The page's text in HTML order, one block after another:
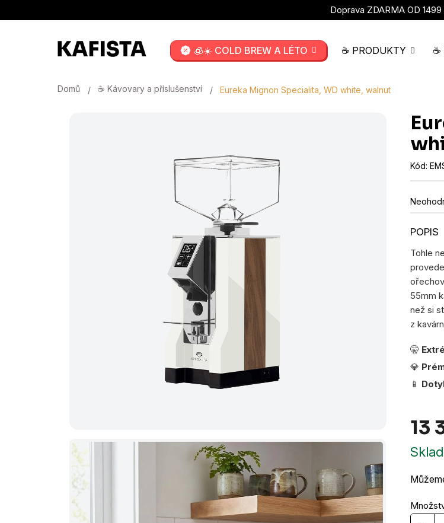
Doprava ZDARMA OD 1499
🧊☀️ COLD BREW A LÉTO ☕ PRODUKTY
Domů ☕ Kávovary a příslušenství Eureka Mignon Specialita, WD white, walnut
Kód:
Průměrné
je
z
5
Tohle
55mm
než si
z
🤫
💎
📱
13